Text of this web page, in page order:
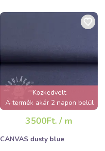
Közkedvelt
A termék akár 2 napon belül
elfogyhat!
3500Ft. / m
CANVAS dusty blue